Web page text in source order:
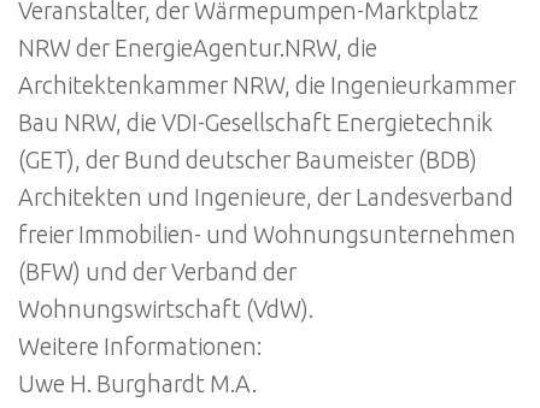
Veranstalter, der Wärmepumpen-Marktplatz
NRW der EnergieAgentur.NRW, die
Architektenkammer NRW, die Ingenieurkammer
Bau NRW, die VDI-Gesellschaft Energietechnik
(GET), der Bund deutscher Baumeister (BDB)
Architekten und Ingenieure, der Landesverband
freier Immobilien- und Wohnungsunternehmen
(BFW) und der Verband der
Wohnungswirtschaft (VdW).
Weitere Informationen:
Uwe H. Burghardt M.A.